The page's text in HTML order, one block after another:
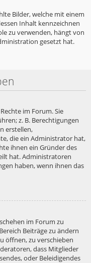
Bilder, welche mit einem
Inhalt kennzeichnen
zu verwenden, hängt von
gesetzt hat.
im Forum. Sie
z. B. Berechtigungen
erstellen,
die ein Administrator hat,
ihnen ein Gründer des
hat. Administratoren
haben, wenn ihnen das
im Forum zu
Beiträge zu ändern
öffnen, zu verschieben
dass Mitglieder
oder Beleidigendes